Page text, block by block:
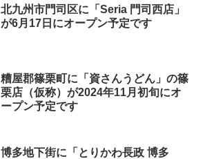
北九州市門司区に「Seria 門司西店」
が6月17日にオープン予定です
糟屋郡篠栗町に「資さんうどん」の篠
栗店（仮称）が2024年11月初旬にオ
ープン予定です
博多地下街に「とりかわ長政 博多